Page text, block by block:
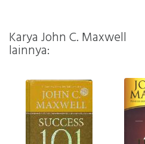
Karya John C. Maxwell
lainnya: